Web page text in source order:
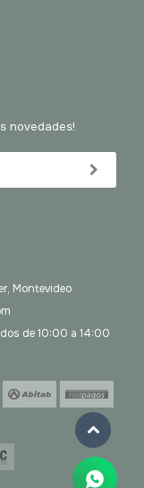
Montevideo
de 10:00 a 14:00
novedades!